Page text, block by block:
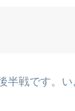
半戦です。